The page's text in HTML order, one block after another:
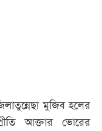
মুজিব হলের
আক্তার ভোরের